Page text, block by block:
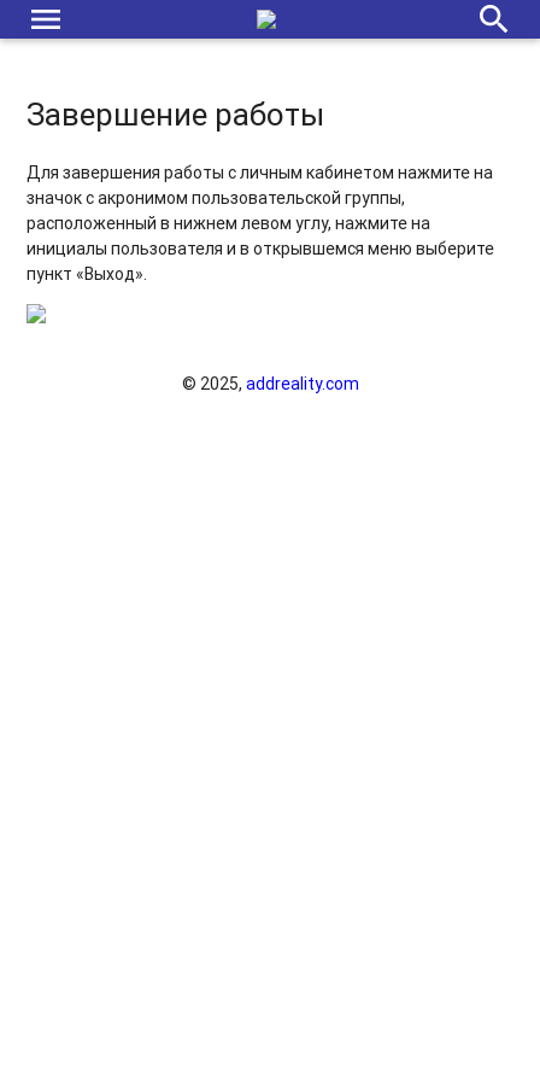
menu
Эфирная справка
Завершение работы
кампаний
Функциональность тегов
Мультишаблонные кампании
Шаблоны JavaScript
search
Завершение работы
Для завершения работы с личным кабинетом нажмите на
значок с акронимом пользовательской группы,
расположенный в нижнем левом углу, нажмите на
инициалы пользователя и в открывшемся меню выберите
пункт «Выход».
© 2025, addreality.com